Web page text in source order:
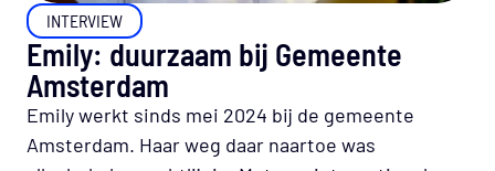
INTERVIEW
Emily: duurzaam bij Gemeente
Amsterdam
Emily werkt sinds mei 2024 bij de gemeente
Amsterdam. Haar weg daar naartoe was